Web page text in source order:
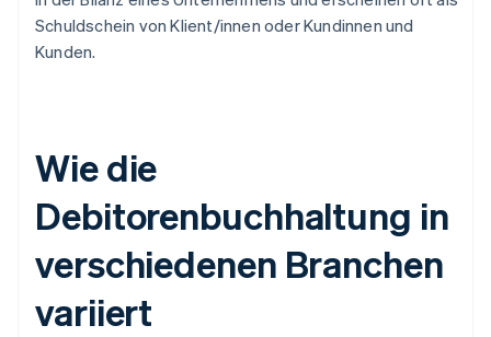
Schuldschein von Klient/innen oder Kundinnen und
Kunden.
Wie die
Debitorenbuchhaltung in
verschiedenen Branchen
variiert